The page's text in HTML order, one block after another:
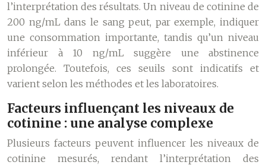
l’interprétation des résultats. Un niveau de cotinine de
200 ng/mL dans le sang peut, par exemple, indiquer
une consommation importante, tandis qu’un niveau
inférieur à 10 ng/mL suggère une abstinence
prolongée. Toutefois, ces seuils sont indicatifs et
varient selon les méthodes et les laboratoires.
Facteurs influençant les niveaux de
cotinine : une analyse complexe
Plusieurs facteurs peuvent influencer les niveaux de
cotinine mesurés, rendant l’interprétation des